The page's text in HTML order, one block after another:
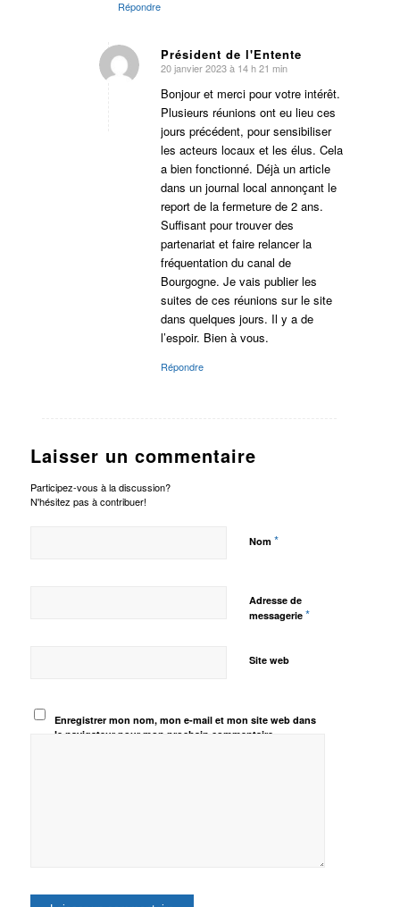
Répondre
Président de l'Entente
dit
20 janvier 2023 à 14 h 21 min
Bonjour et merci pour votre intérêt.
Plusieurs réunions ont eu lieu ces
jours précédent, pour sensibiliser
les acteurs locaux et les élus. Cela
a bien fonctionné. Déjà un article
dans un journal local annonçant le
report de la fermeture de 2 ans.
Suffisant pour trouver des
partenariat et faire relancer la
fréquentation du canal de
Bourgogne. Je vais publier les
suites de ces réunions sur le site
dans quelques jours. Il y a de
l’espoir. Bien à vous.
Répondre
Laisser un commentaire
Participez-vous à la discussion?
N'hésitez pas à contribuer!
Nom *
Adresse de
messagerie *
Site web
Enregistrer mon nom, mon e-mail et mon site web dans
le navigateur pour mon prochain commentaire.